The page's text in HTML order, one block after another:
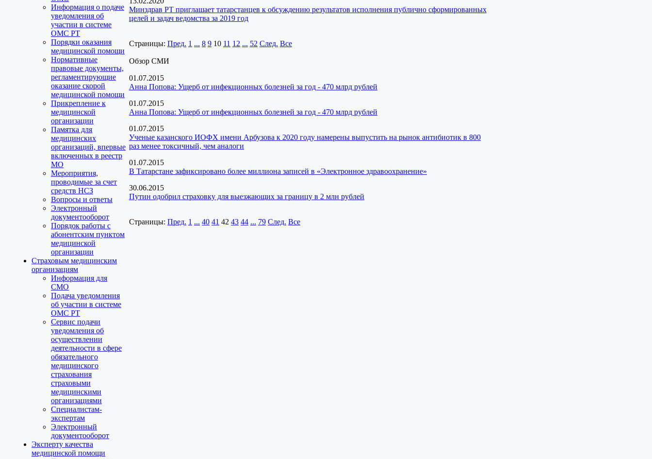
Информация о подаче
уведомления об
участии в системе
ОМС РТ
Порядки оказания
медицинской помощи
Нормативные
правовые документы,
регламентирующие
оказание скорой
медицинской помощи
Прикрепление к
медицинской
организации
Памятка для
медицинских
организаций, впервые
включенных в реестр
МО
Мероприятия,
проводимые за счет
средств НСЗ
Вопросы и ответы
Электронный
документооборот
Порядок работы с
абонентским пунктом
медицинской
организации
Страховым медицинским
организациям
Информация для
СМО
Подача уведомления
об участии в системе
ОМС РТ
Сервис подачи
уведомления об
осуществлении
деятельности в сфере
обязательного
медицинского
страхования
страховыми
медицинскими
организациями
Специалистам-
экспертам
Электронный
документооборот
Эксперту качества
медицинской помощи
Минздрав РТ приглашает татарстанцев к обсуждению результатов исполнения публично сформированных
целей и задач ведомства за 2019 год
Страницы: Пред. 1 ... 8 9 10 11 12 ... 52 След. Все
Обзор СМИ
01.07.2015
Анна Попова: Ущерб от инфекционных болезней за год - 470 млрд рублей
01.07.2015
Анна Попова: Ущерб от инфекционных болезней за год - 470 млрд рублей
01.07.2015
Ученые казанского ИОФХ имени Арбузова к 2020 году намерены выпустить на рынок антибиотик в 800
раз менее токсичный, чем аналоги
01.07.2015
В Татарстане зафиксировано более миллиона записей в «Электронное здравоохранение»
30.06.2015
Путин одобрил страховку для выезжающих за границу в 2 млн рублей
Страницы: Пред. 1 ... 40 41 42 43 44 ... 79 След. Все